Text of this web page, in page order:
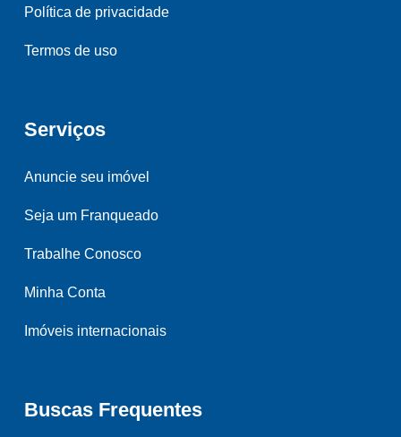
Política de privacidade
Termos de uso
Serviços
Anuncie seu imóvel
Seja um Franqueado
Trabalhe Conosco
Minha Conta
Imóveis internacionais
Buscas Frequentes